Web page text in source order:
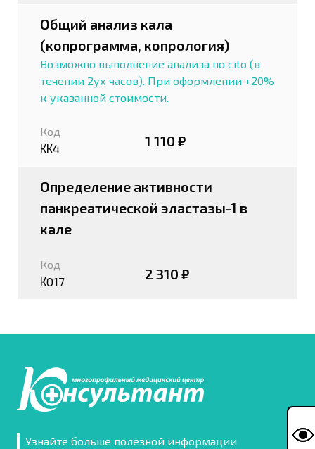
Общий анализ кала
(копрограмма, копрология)
Возможно выполнение анализа по cito (в
течении 2ух часов). При оформлении +20%
к указанной стоимости.
Код
КК4 1 110 ₽
Определение активности
панкреатической эластазы-1 в
кале
Код
К017 2 310 ₽
Узнайте больше полезной информации